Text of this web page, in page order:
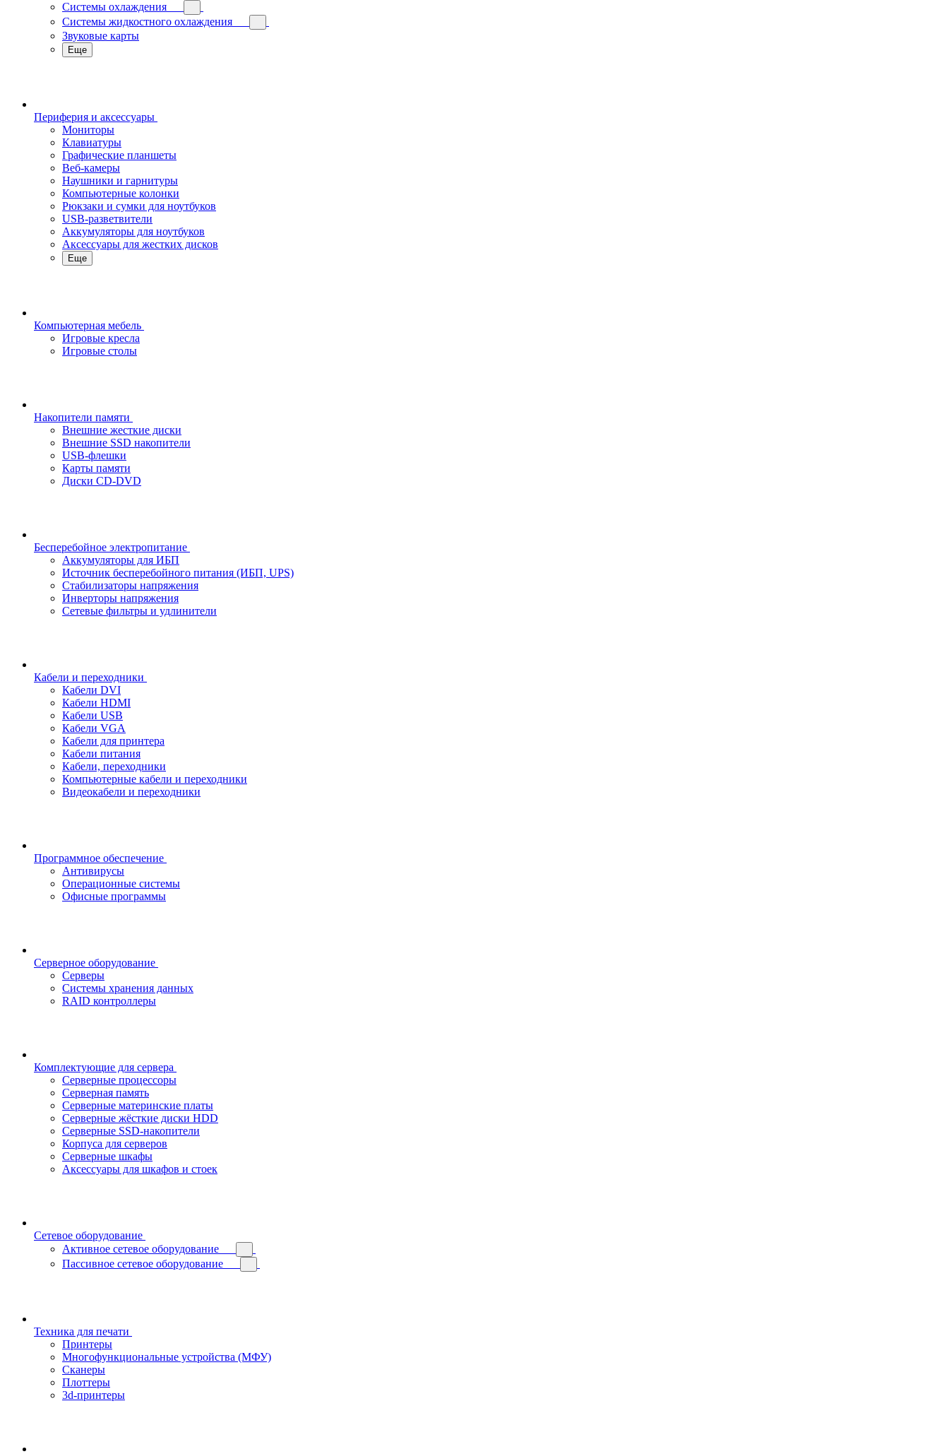
Системы охлаждения
Системы жидкостного охлаждения
Звуковые карты
Еще
Периферия и аксессуары
Мониторы
Клавиатуры
Графические планшеты
Веб-камеры
Наушники и гарнитуры
Компьютерные колонки
Рюкзаки и сумки для ноутбуков
USB-разветвители
Аккумуляторы для ноутбуков
Аксессуары для жестких дисков
Еще
Компьютерная мебель
Игровые кресла
Игровые столы
Накопители памяти
Внешние жесткие диски
Внешние SSD накопители
USB-флешки
Карты памяти
Диски CD-DVD
Бесперебойное электропитание
Аккумуляторы для ИБП
Источник бесперебойного питания (ИБП, UPS)
Стабилизаторы напряжения
Инверторы напряжения
Сетевые фильтры и удлинители
Кабели и переходники
Кабели DVI
Кабели HDMI
Кабели USB
Кабели VGA
Кабели для принтера
Кабели питания
Кабели, переходники
Компьютерные кабели и переходники
Видеокабели и переходники
Программное обеспечение
Антивирусы
Операционные системы
Офисные программы
Серверное оборудование
Серверы
Системы хранения данных
RAID контроллеры
Комплектующие для сервера
Серверные процессоры
Серверная память
Серверные материнские платы
Серверные жёсткие диски HDD
Серверные SSD-накопители
Корпуса для серверов
Серверные шкафы
Аксессуары для шкафов и стоек
Сетевое оборудование
Активное сетевое оборудование
Пассивное сетевое оборудование
Техника для печати
Принтеры
Многофункциональные устройства (МФУ)
Сканеры
Плоттеры
3d-принтеры